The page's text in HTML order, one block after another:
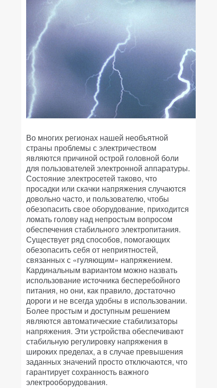
Во многих регионах нашей необъятной
страны проблемы с электричеством
являются причиной острой головной боли
для пользователей электронной аппаратуры.
Состояние электросетей таково, что
просадки или скачки напряжения случаются
довольно часто, и пользователю, чтобы
обезопасить свое оборудование, приходится
ломать голову над непростым вопросом
обеспечения стабильного электропитания.
Существует ряд способов, помогающих
обезопасить себя от неприятностей,
связанных с «гуляющим» напряжением.
Кардинальным вариантом можно назвать
использование источника бесперебойного
питания, но они, как правило, достаточно
дороги и не всегда удобны в использовании.
Более простым и доступным решением
являются автоматические стабилизаторы
напряжения. Эти устройства обеспечивают
стабильную регулировку напряжения в
широких пределах, а в случае превышения
заданных значений просто отключаются, что
гарантирует сохранность важного
электрооборудования.